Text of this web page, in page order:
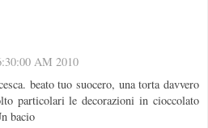
AM 2010
beato tuo suocero, una torta davvero
particolari le decorazioni in cioccolato
bacio